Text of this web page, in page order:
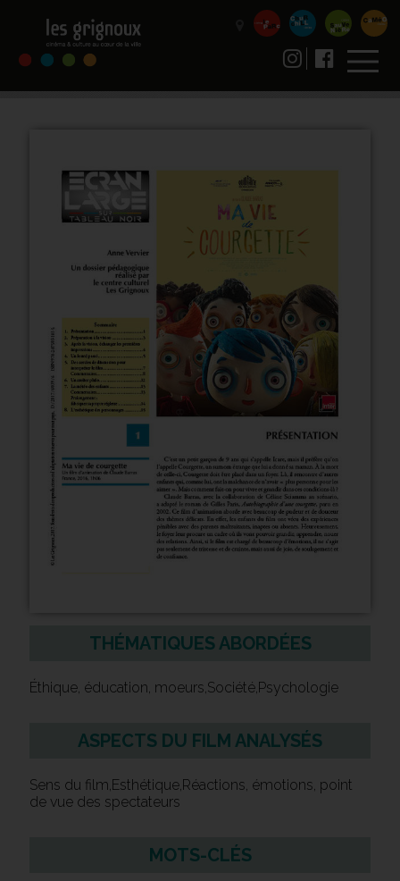
THÉMATIQUES ABORDÉES
Éthique, éducation, moeurs,Société,Psychologie
ASPECTS DU FILM ANALYSÉS
Sens du film,Esthétique,Réactions, émotions, point
de vue des spectateurs
MOTS-CLÉS